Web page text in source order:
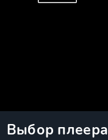
Выбор плеера